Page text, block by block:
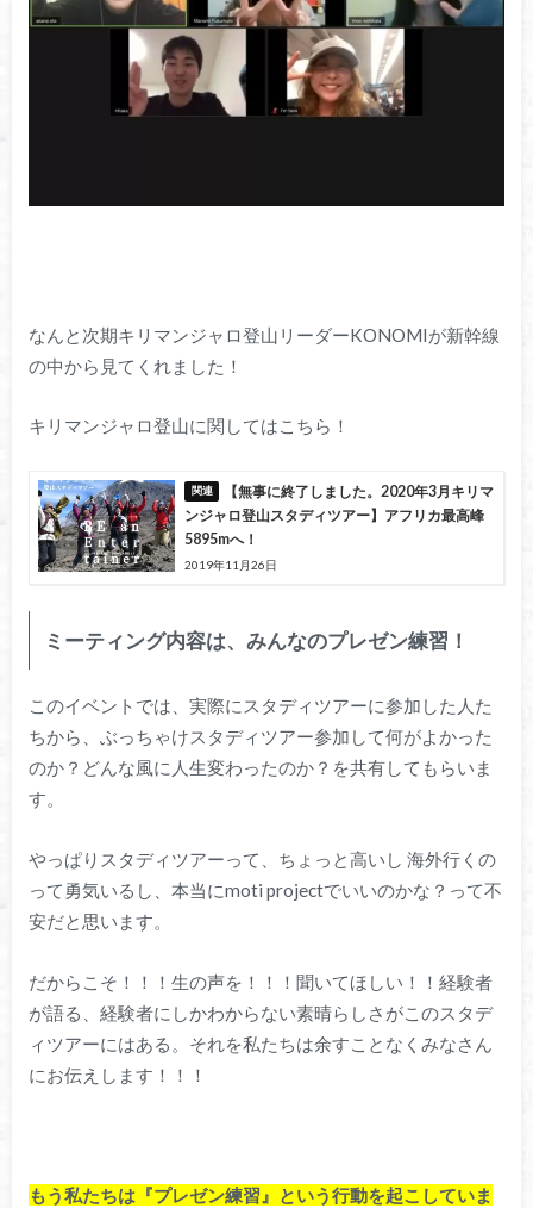
なんと次期キリマンジャロ登山リーダーKONOMIが新幹線
の中から見てくれました！
キリマンジャロ登山に関してはこちら！
【無事に終了しました。2020年3月キリマ
ンジャロ登山スタディツアー】アフリカ最高峰
5895mへ！
2019年11月26日
ミーティング内容は、みんなのプレゼン練習！
このイベントでは、実際にスタディツアーに参加した人た
ちから、ぶっちゃけスタディツアー参加して何がよかった
のか？どんな風に人生変わったのか？を共有してもらいま
す。
やっぱりスタディツアーって、ちょっと高いし 海外行くの
って勇気いるし、本当にmoti projectでいいのかな？って不
安だと思います。
だからこそ！！！生の声を！！！聞いてほしい！！経験者
が語る、経験者にしかわからない素晴らしさがこのスタデ
ィツアーにはある。それを私たちは余すことなくみなさん
にお伝えします！！！
もう私たちは『プレゼン練習』という行動を起こしていま